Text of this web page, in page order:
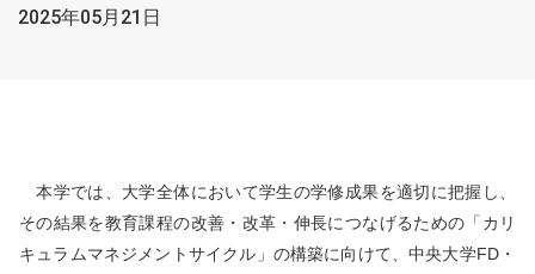
2025年05月21日
本学では、大学全体において学生の学修成果を適切に把握し、
その結果を教育課程の改善・改革・伸長につなげるための「カリ
キュラムマネジメントサイクル」の構築に向けて、中央大学FD・